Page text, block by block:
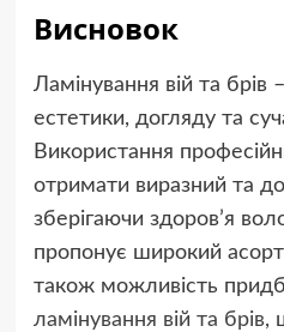
Висновок
Ламінування вій та брів
естетики, догляду та
Використання
отримати виразний та
зберігаючи здоров’я
пропонує широкий
також можливість
ламінування вій та брів,